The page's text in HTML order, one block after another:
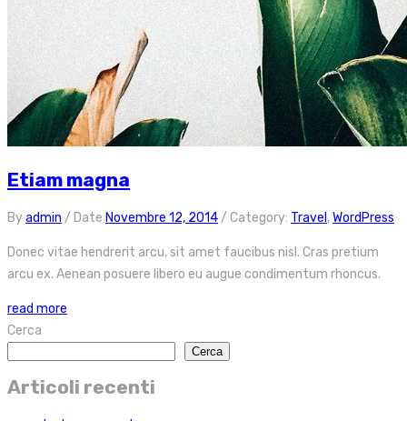
Etiam magna
Byadmin / Date Novembre 12, 2014 / Category: Travel ,WordPress
Donec vitae hendrerit arcu, sit amet faucibus nisl. Cras pretium
arcu ex. Aenean posuere libero eu augue condimentum rhoncus.
read more
Cerca
Cerca
Articoli recenti